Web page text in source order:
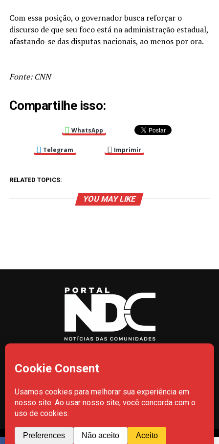
Com essa posição, o governador busca reforçar o
discurso de que seu foco está na administração estadual,
afastando-se das disputas nacionais, ao menos por ora.
Fonte: CNN
Compartilhe isso:
WhatsApp
Telegram Imprimir
RELATED TOPICS:
YOU MAY LIKE
HOME CIDADES POLÍCIA POLÍTICA
AMAZONAS
BRASIL
CULTURA MEIO AMBIENTE